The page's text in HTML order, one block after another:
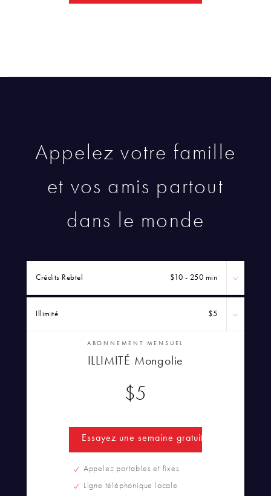
Appelez votre famille
et vos amis partout
dans le monde
Crédits Rebtel $10 - 250 min
Illimité $5
ABONNEMENT MENSUEL
ILLIMITÉ Mongolie
$5
Essayez une semaine gratuitement
Appelez portables et fixes
Ligne téléphonique locale